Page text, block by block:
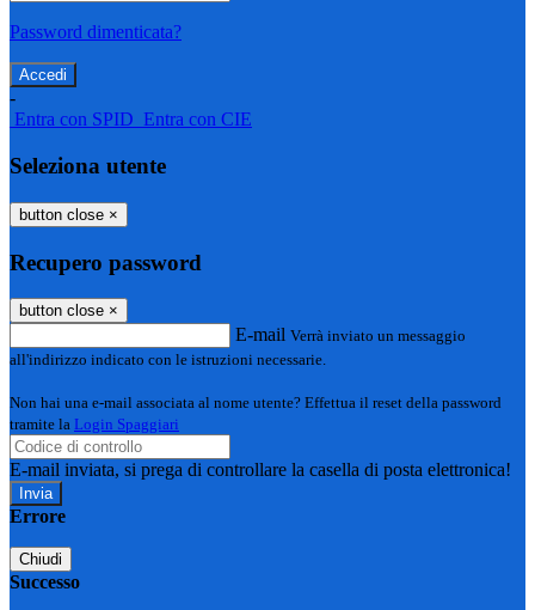
Password dimenticata?
-
Entra con SPID Entra con CIE
Seleziona utente
button close ×
Recupero password
button close ×
E-mail Verrà inviato un messaggio
all'indirizzo indicato con le istruzioni necessarie.
Non hai una e-mail associata al nome utente? Effettua il reset della password
tramite la Login Spaggiari
E-mail inviata, si prega di controllare la casella di posta elettronica!
Errore
Chiudi
Successo